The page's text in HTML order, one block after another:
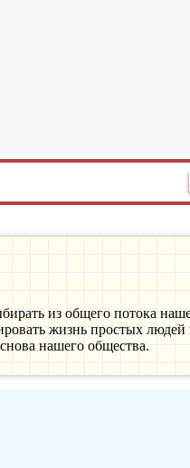
из общего потока
жизнь простых
нашего общества.